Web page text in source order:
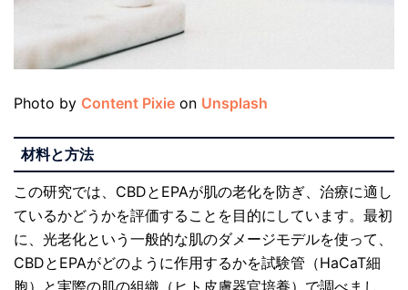
Photo by Content Pixie on Unsplash
材料と方法
この研究では、CBDとEPAが肌の老化を防ぎ、治療に適し
ているかどうかを評価することを目的にしています。最初
に、光老化という一般的な肌のダメージモデルを使って、
CBDとEPAがどのように作用するかを試験管（HaCaT細
胞）と実際の肌の組織（ヒト皮膚器官培養）で調べまし